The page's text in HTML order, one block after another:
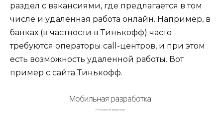
раздел с вакансиями, где предлагается в том
числе и удаленная работа онлайн. Например, в
банках (в частности в Тинькофф) часто
требуются операторы call-центров, и при этом
есть возможность удаленной работы. Вот
пример с сайта Тинькофф.